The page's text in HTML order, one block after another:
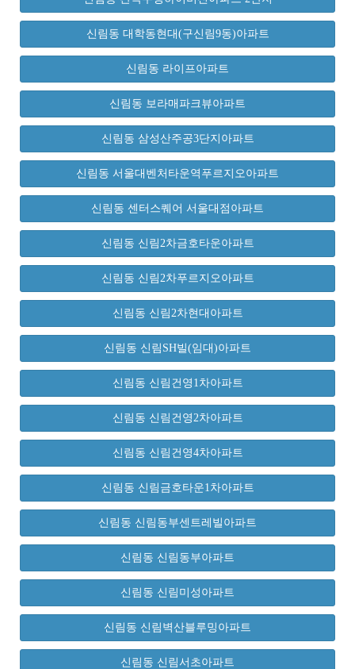
신림동 대학동현대(구신림9동)아파트
신림동 라이프아파트
신림동 보라매파크뷰아파트
신림동 삼성산주공3단지아파트
신림동 서울대벤처타운역푸르지오아파트
신림동 센터스퀘어 서울대점아파트
신림동 신림2차금호타운아파트
신림동 신림2차푸르지오아파트
신림동 신림2차현대아파트
신림동 신림SH빌(임대)아파트
신림동 신림건영1차아파트
신림동 신림건영2차아파트
신림동 신림건영4차아파트
신림동 신림금호타운1차아파트
신림동 신림동부센트레빌아파트
신림동 신림동부아파트
신림동 신림미성아파트
신림동 신림벽산블루밍아파트
신림동 신림서초아파트